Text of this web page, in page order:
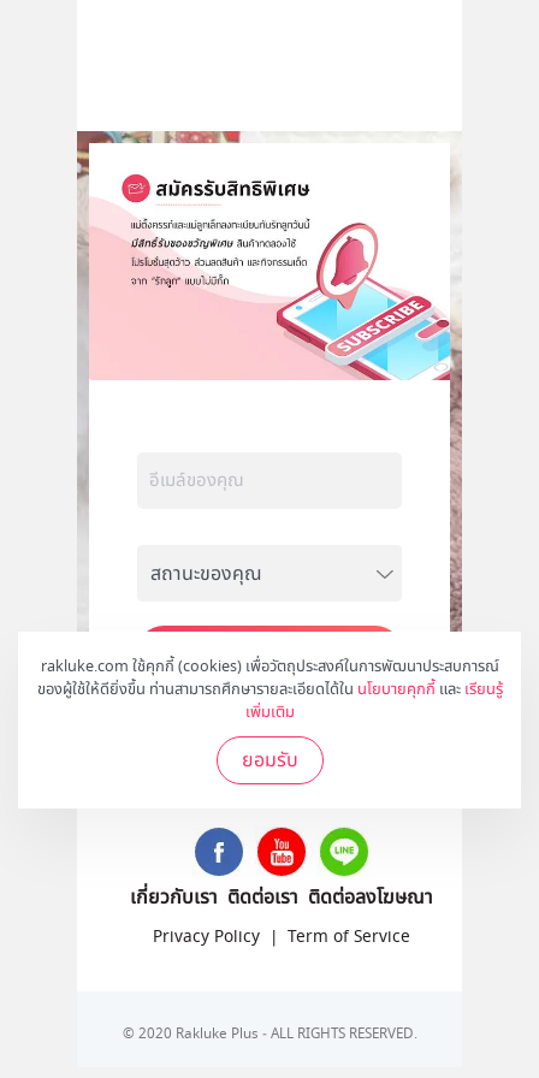
rakluke.com ใช้คุกกี้ (cookies) เพื่อวัตถุประสงค์ในการพัฒนาประสบการณ์
ของผู้ใช้ให้ดียิ่งขึ้น ท่านสามารถศึกษารายละเอียดได้ใน นโยบายคุกกี้ และ เรียนรู้
เพิ่มเติม
ยอมรับ
สมัคร
ติดตามเราได้ที่
เกี่ยวกับเรา ติดต่อเรา ติดต่อลงโฆษณา
Privacy Policy | Term of Service
© 2020 Rakluke Plus - ALL RIGHTS RESERVED.